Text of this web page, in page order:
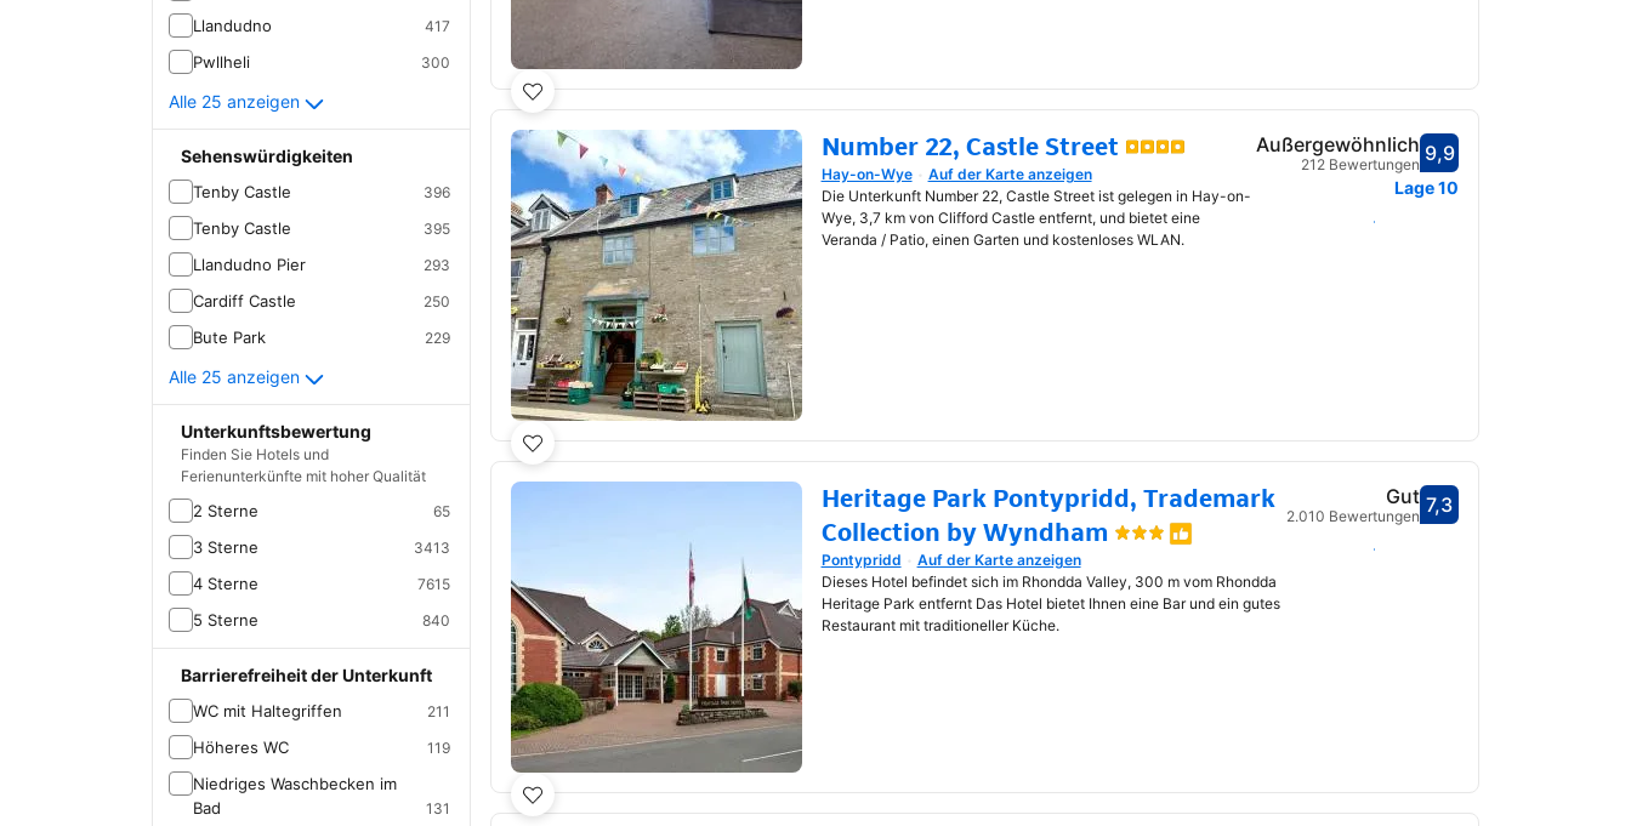
Llandudno 417
Pwllheli 300
Alle 25 anzeigen
Sehenswürdigkeiten
Tenby Castle 396
Tenby Castle 395
Llandudno Pier 293
Cardiff Castle 250
Bute Park 229
Alle 25 anzeigen
Unterkunftsbewertung
Finden Sie Hotels und
Ferienunterkünfte mit hoher Qualität
2 Sterne 65
3 Sterne 3413
4 Sterne 7615
5 Sterne 840
Barrierefreiheit der Unterkunft
WC mit Haltegriffen 211
Höheres WC 119
Niedriges Waschbecken im
Bad
131
Number 22, Castle Street
Wird in neuem Fenster geöffnet
Hay-on-Wye
Auf der Karte anzeigen
Die Unterkunft Number 22, Castle Street ist gelegen in Hay-on-
Wye, 3,7 km von Clifford Castle entfernt, und bietet eine
Veranda / Patio, einen Garten und kostenloses WLAN.
Bewertet mit 9,9
9,9
Außergewöhnlich
212 Bewertungen
Lage10
Daten auswählen
Heritage Park Pontypridd, Trademark
Collection by Wyndham
Wird in neuem Fenster geöffnet
Pontypridd
Auf der Karte anzeigen
Dieses Hotel befindet sich im Rhondda Valley, 300 m vom Rhondda
Heritage Park entfernt Das Hotel bietet Ihnen eine Bar und ein gutes
Restaurant mit traditioneller Küche.
Bewertet mit 7,3
7,3
Gut
2.010 Bewertungen
Daten auswählen